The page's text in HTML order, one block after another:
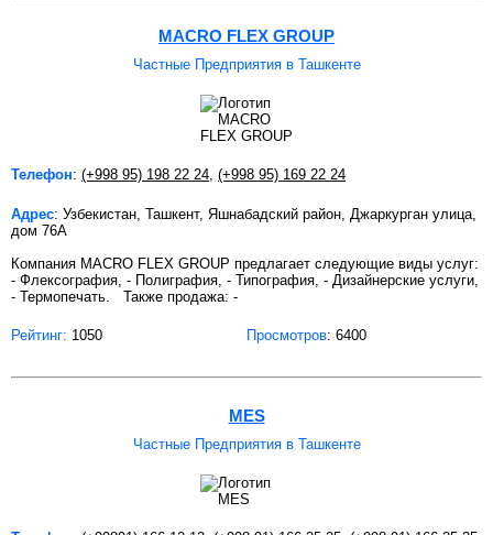
MACRO FLEX GROUP
Частные Предприятия в Ташкенте
Телефон: (+998 95) 198 22 24 (+998 95) 169 22 24
Адрес: Узбекистан, Ташкент, Яшнабадский район, Джаркурган улица,
дом 76А
Компания MACRO FLEX GROUP предлагает следующие виды услуг:
- Флексография, - Полиграфия, - Типография, - Дизайнерские услуги,
- Термопечать. Также продажа: -
Рейтинг: 1050 Просмотров: 6400
MES
Частные Предприятия в Ташкенте